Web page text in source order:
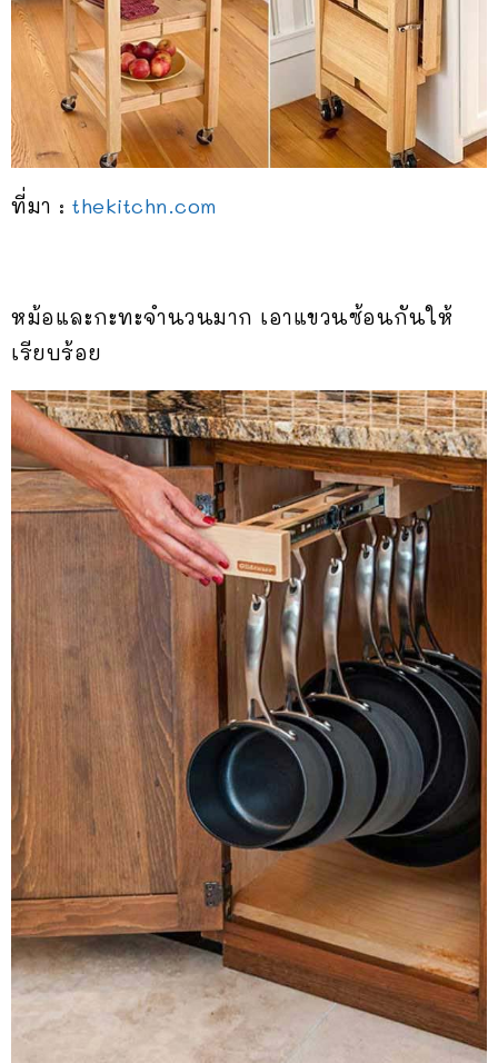
ที่มา : thekitchn.com
หม้อและกะทะจำนวนมาก เอาแขวนซ้อนกันให้
เรียบร้อย